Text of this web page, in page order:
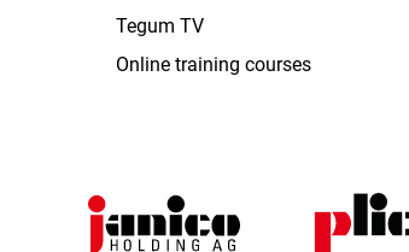
Tegum TV
Online training courses